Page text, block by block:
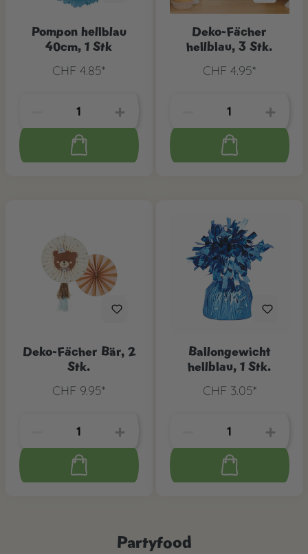
Pompon hellblau
40cm, 1 Stk
CHF 4.85*
Deko-Fächer
hellblau, 3 Stk.
CHF 4.95*
Deko-Fächer Bär, 2
Stk.
CHF 9.95*
Ballongewicht
hellblau, 1 Stk.
CHF 3.05*
Partyfood